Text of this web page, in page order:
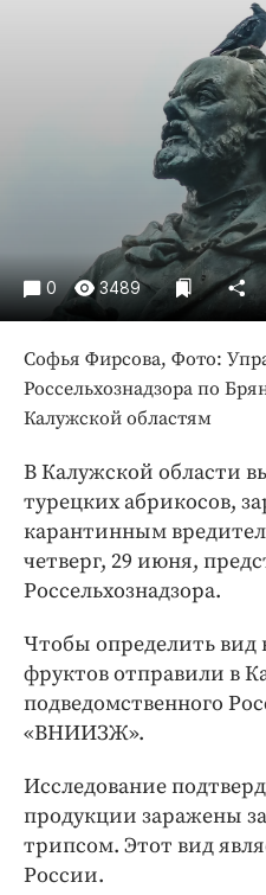
Недвижимость и
Образование
Общество
Праздники
Происшествия
Спорт
Экономика и
ПРОЕКТЫ
Блоги
Издания
Медиаперсона
Интересное чтиво
Клиника года
Бренд года
Работодатель
0 3489
Софья Фирсова, Фото:
Россельхознадзора по
Калужской областям
В Калужской области
турецких абрикосов,
карантинным
четверг, 29 июня,
Россельхознадзора.
Чтобы определить вид
фруктов отправили в
подведомственного
«ВНИИЗЖ».
Исследование
продукции заражены
трипсом. Этот вид
России.